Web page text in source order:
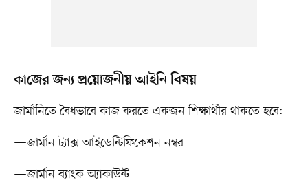
কাজের জন্য প্রয়োজনীয় আইনি বিষয়
জার্মানিতে বৈধভাবে কাজ করতে একজন শিক্ষার্থীর থাকতে হবে:
—জার্মান ট্যাক্স আইডেন্টিফিকেশন নম্বর
—জার্মান ব্যাংক অ্যাকাউন্ট